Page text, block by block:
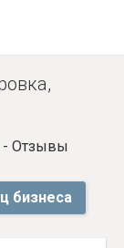
- Отзывы
бизнеса